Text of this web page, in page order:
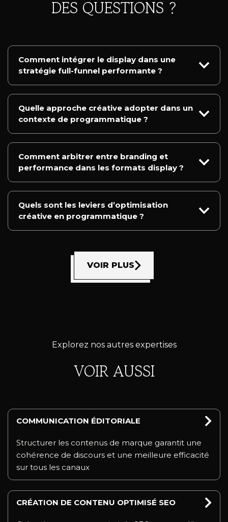
DES QUESTIONS ?
Comment intégrer le display dans une
stratégie full-funnel performante ?
Quelle approche créative adopter dans un
contexte de programmatique ?
Comment arbitrer entre branding et
performance dans les formats display ?
Quels sont les leviers d’optimisation
créative en programmatique ?
VOIR PLUS
Explorez nos autres expertises
VOIR AUSSI
COMMUNICATION ÉDITORIALE
Structurer les contenus de marque garantit une
cohérence de discours et une meilleure efficacité
sur tous les canaux
CRÉATION DE CONTENU OPTIMISÉ SEO